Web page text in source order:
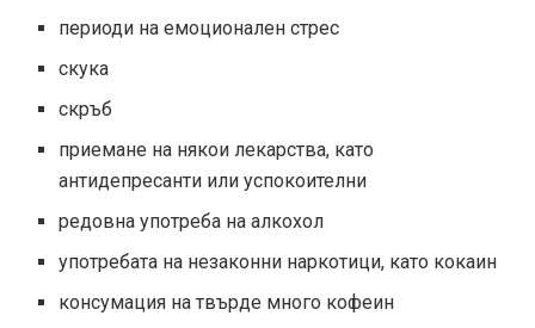
периоди на емоционален стрес
скука
скръб
приемане на някои лекарства, като
антидепресанти или успокоителни
редовна употреба на алкохол
употребата на незаконни наркотици, като кокаин
консумация на твърде много кофеин